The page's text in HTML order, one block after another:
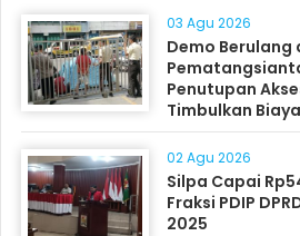
03 Agu 2026
Demo Berulang
Penutupan
Timbulkan
Masyarakat
02 Agu 2026
Silpa Capai
Fraksi PDIP
2025